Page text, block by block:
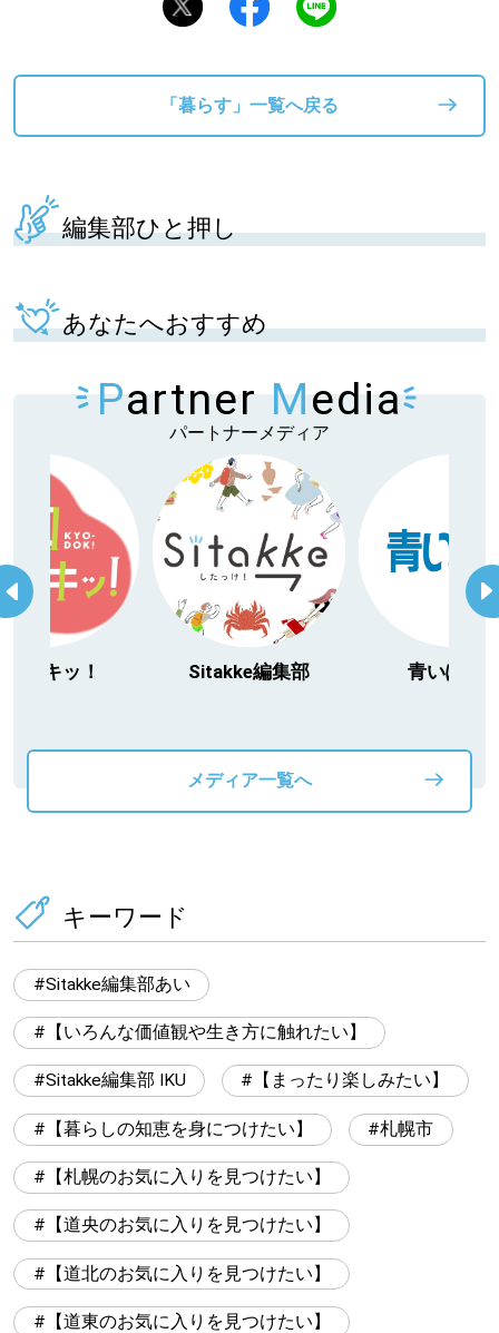
「暮らす」一覧へ戻る
編集部ひと押し
あなたへおすすめ
Partner Media
パートナーメディア
日ドキッ！ Sitakke編集部 青いぽす
メディア一覧へ
キーワード
Sitakke編集部あい
【いろんな価値観や生き方に触れたい】
Sitakke編集部 IKU 【まったり楽しみたい】
【暮らしの知恵を身につけたい】 札幌市
【札幌のお気に入りを見つけたい】
【道央のお気に入りを見つけたい】
【道北のお気に入りを見つけたい】
【道東のお気に入りを見つけたい】